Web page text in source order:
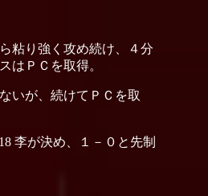
粘り強く攻め続け、４分
はＰＣを取得。
いが、続けてＰＣを取
李が決め、１－０と先制